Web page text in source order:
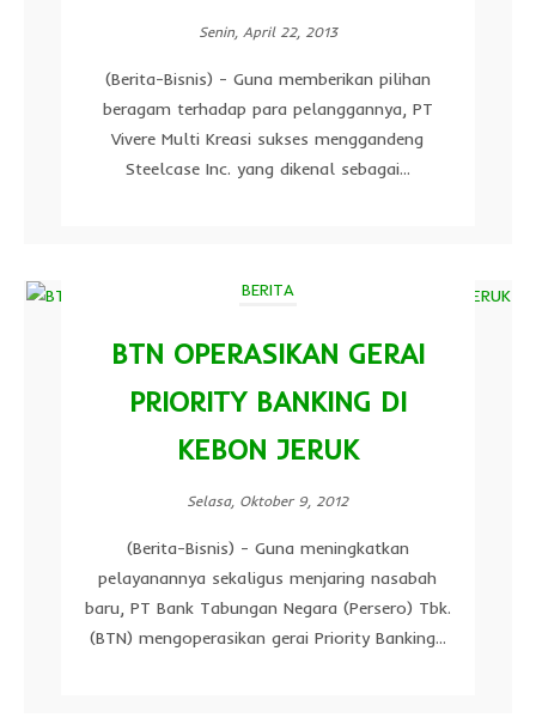
Senin, April 22, 2013
(Berita-Bisnis) - Guna memberikan pilihan
beragam terhadap para pelanggannya, PT
Vivere Multi Kreasi sukses menggandeng
Steelcase Inc. yang dikenal sebagai...
BERITA
BTN OPERASIKAN GERAI
PRIORITY BANKING DI
KEBON JERUK
Selasa, Oktober 9, 2012
(Berita-Bisnis) - Guna meningkatkan
pelayanannya sekaligus menjaring nasabah
baru, PT Bank Tabungan Negara (Persero) Tbk.
(BTN) mengoperasikan gerai Priority Banking...